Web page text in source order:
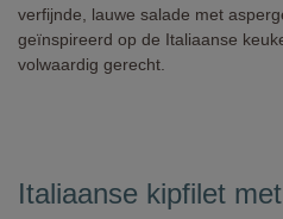
verfijnde, lauwe salade met
geïnspireerd op de Italiaanse
volwaardig gerecht.
Italiaanse kipfilet